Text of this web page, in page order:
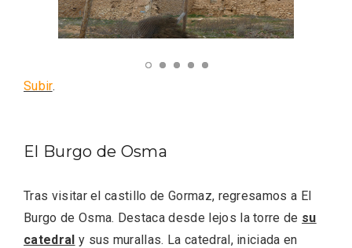
Subir.
El Burgo de Osma
Tras visitar el castillo de Gormaz, regresamos a El
Burgo de Osma. Destaca desde lejos la torre de su
catedral y sus murallas. La catedral, iniciada en
Serrada